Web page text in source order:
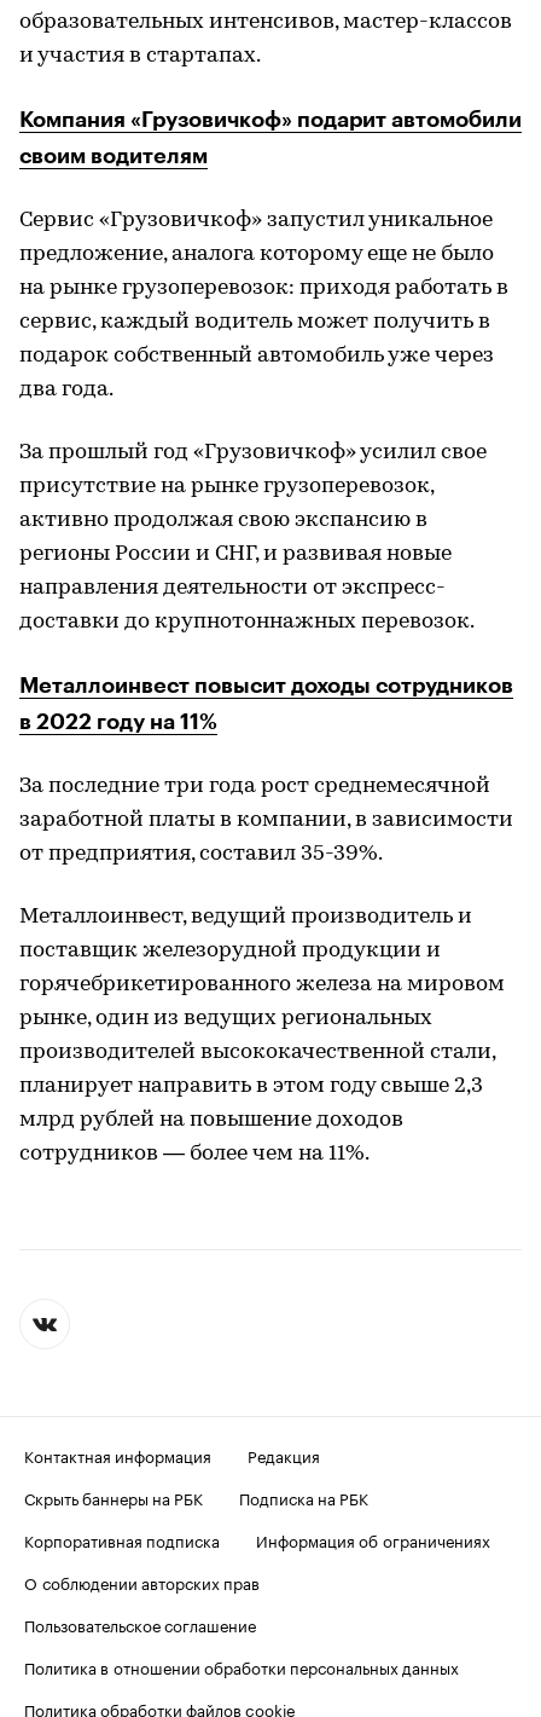
образовательных интенсивов, мастер-классов
и участия в стартапах.
Компания «Грузовичкоф» подарит автомобили
своим водителям
Сервис «Грузовичкоф» запустил уникальное
предложение, аналога которому еще не было
на рынке грузоперевозок: приходя работать в
сервис, каждый водитель может получить в
подарок собственный автомобиль уже через
два года.
За прошлый год «Грузовичкоф» усилил свое
присутствие на рынке грузоперевозок,
активно продолжая свою экспансию в
регионы России и СНГ, и развивая новые
направления деятельности от экспресс-
доставки до крупнотоннажных перевозок.
Металлоинвест повысит доходы сотрудников
в 2022 году на 11%
За последние три года рост среднемесячной
заработной платы в компании, в зависимости
от предприятия, составил 35-39%.
Металлоинвест, ведущий производитель и
поставщик железорудной продукции и
горячебрикетированного железа на мировом
рынке, один из ведущих региональных
производителей высококачественной стали,
планирует направить в этом году свыше 2,3
млрд рублей на повышение доходов
сотрудников — более чем на 11%.
Контактная информация
Редакция
Скрыть баннеры на РБК
Подписка на РБК
Корпоративная подписка
Информация об ограничениях
О соблюдении авторских прав
Пользовательское соглашение
Политика в отношении обработки персональных данных
Политика обработки файлов cookie